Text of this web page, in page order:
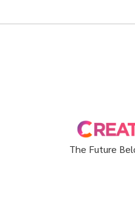
The Future